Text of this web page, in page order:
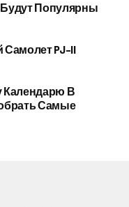
Популярны
PJ–II
Календарю В
Самые